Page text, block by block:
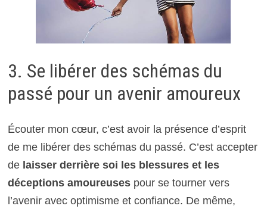
3. Se libérer des schémas du
passé pour un avenir amoureux
Écouter mon cœur, c’est avoir la présence d’esprit
de me libérer des schémas du passé. C’est accepter
de laisser derrière soi les blessures et les
déceptions amoureusespour se tourner vers
l’avenir avec optimisme et confiance. De même,